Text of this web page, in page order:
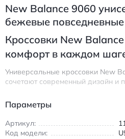
New Balance 9060
бежевые повседневные
Кроссовки New
комфорт в каждом
Универсальные кроссовки New
сочетают современный дизайн и
что обеспечивает
Модель подходит для ношения в
благодаря универсальному
материалам.
Параметры
Артикул:
Код модели: